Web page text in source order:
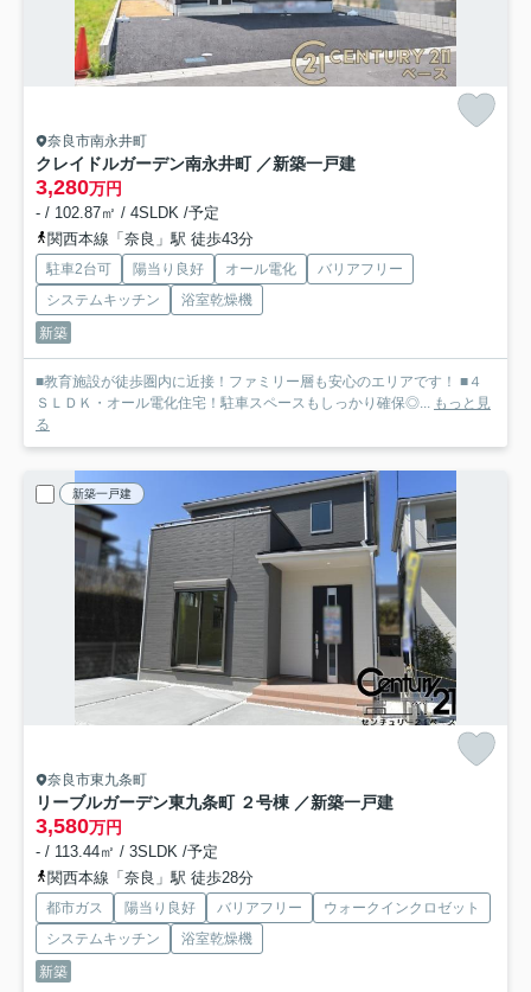
奈良市南永井町
クレイドルガーデン南永井町 ／新築一戸建
3,280万円
- / 102.87㎡ / 4SLDK /予定
関西本線「奈良」駅 徒歩43分
駐車2台可 陽当り良好 オール電化
バリアフリー
システムキッチン
浴室乾燥機
新築
■教育施設が徒歩圏内に近接！ファミリー層も安心のエリアです！ ■４
ＳＬＤＫ・オール電化住宅！駐車スペースもしっかり確保◎... もっと見
る
新築一戸建
奈良市東九条町
リーブルガーデン東九条町 ２号棟 ／新築一戸建
3,580万円
- / 113.44㎡ / 3SLDK /予定
関西本線「奈良」駅 徒歩28分
都市ガス 陽当り良好 バリアフリー
ウォークインクロゼット
システムキッチン
浴室乾燥機
新築